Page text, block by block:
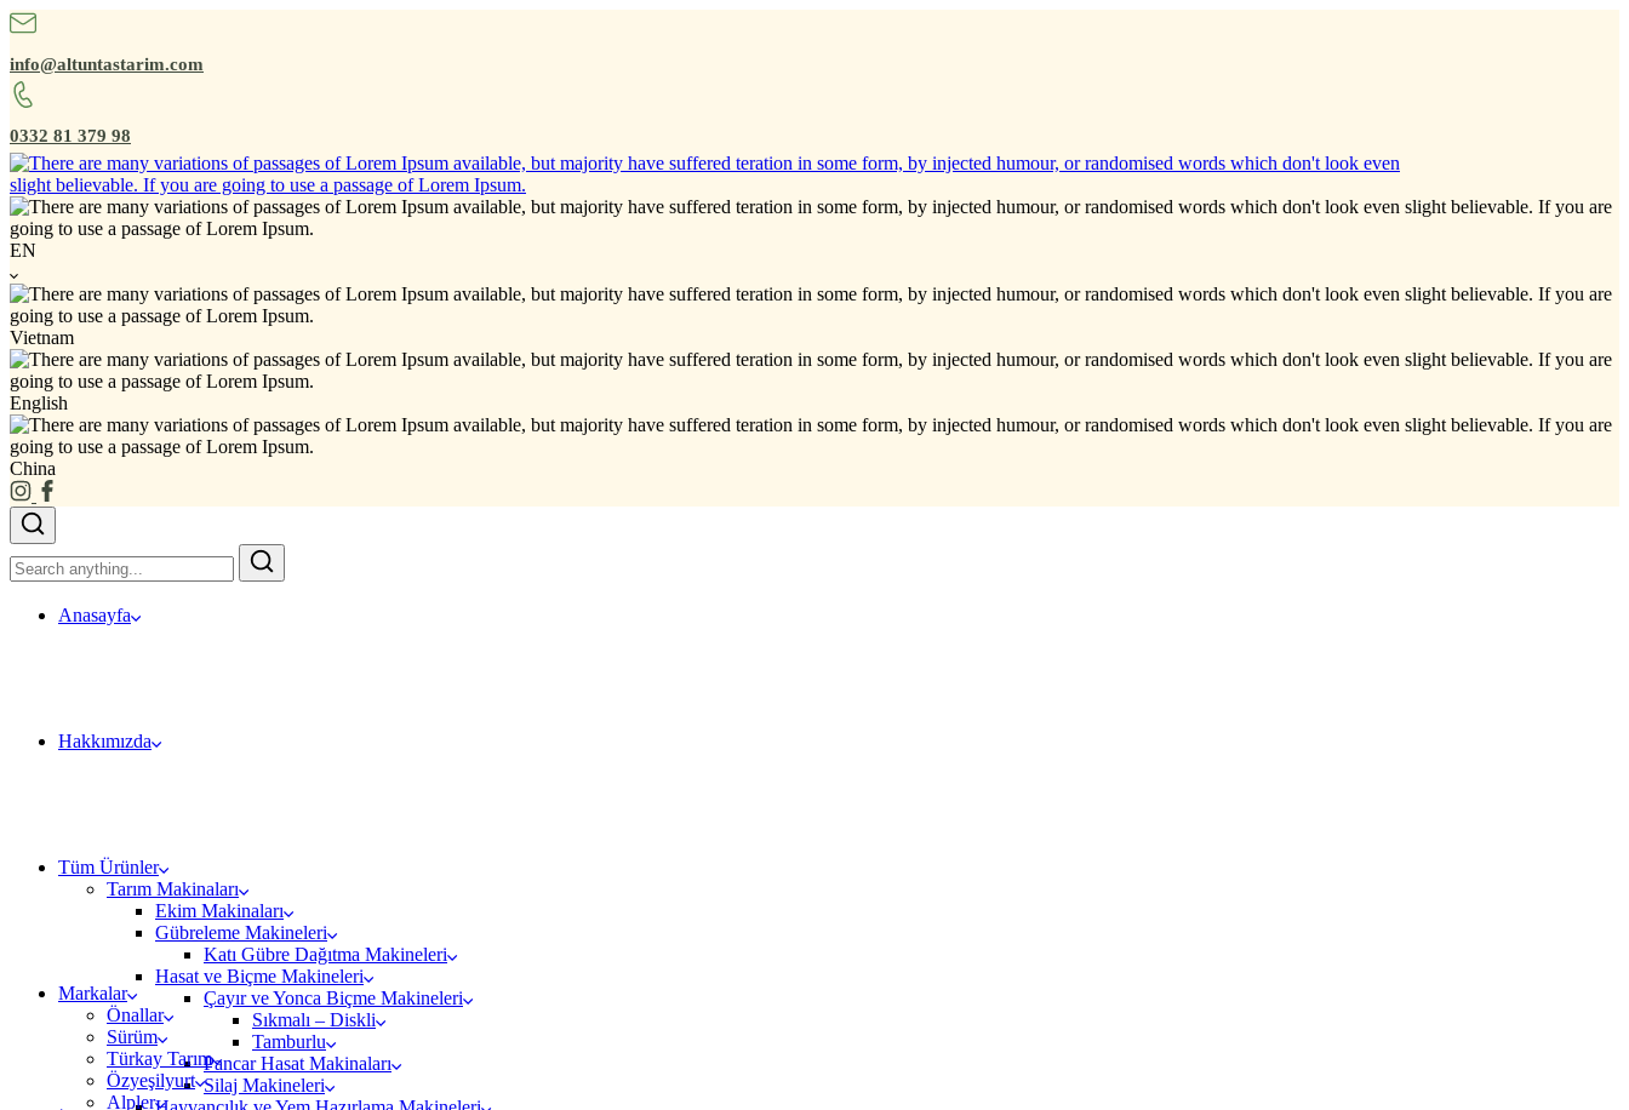
info@altuntastarim.com
0332 81 379 98
EN
Vietnam
English
China
Anasayfa
Hakkımızda
Tüm Ürünler
Tarım Makinaları
Ekim Makinaları
Gübreleme Makineleri
Katı Gübre Dağıtma Makineleri
Hasat ve Biçme Makineleri
Çayır ve Yonca Biçme Makineleri
Sıkmalı – Diskli
Tamburlu
Pancar Hasat Makinaları
Silaj Makineleri
Markalar
Önallar
Sürüm
Türkay Tarım
Özyeşilyurt
Alpler